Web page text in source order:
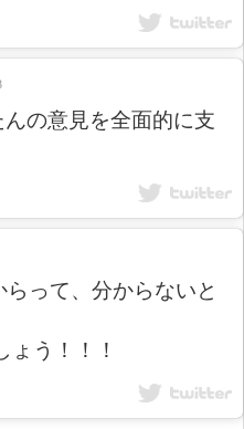
の意見を全面的に支
って、分からないと
う！！！